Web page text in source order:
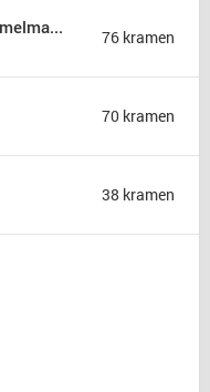
Week der Besten braderie en rommelmarkt (jaarmarkt) 76 kramen
70 kramen
38 kramen